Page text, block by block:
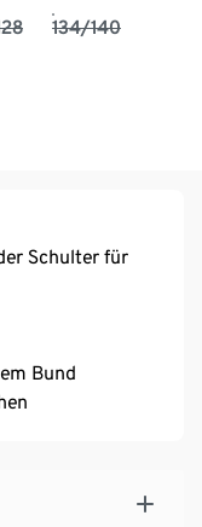
134/140
Schulter für
Bund